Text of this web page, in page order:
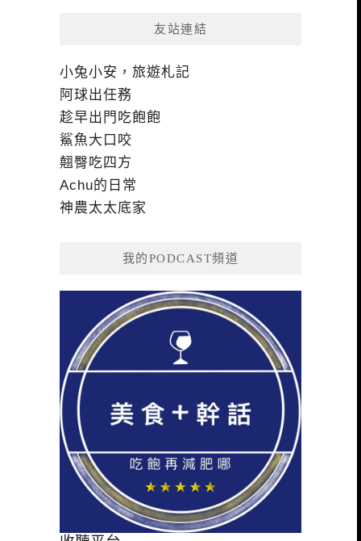
友站連結
小兔小安，旅遊札記
阿球出任務
趁早出門吃飽飽
鯊魚大口咬
翹臀吃四方
Achu的日常
神農太太底家
我的PODCAST頻道